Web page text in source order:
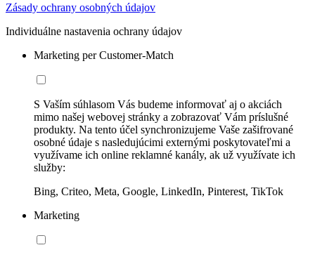
Zásady ochrany osobných údajov
Individuálne nastavenia ochrany údajov
Marketing per Customer-Match
S Vaším súhlasom Vás budeme informovať aj o akciách
mimo našej webovej stránky a zobrazovať Vám príslušné
produkty. Na tento účel synchronizujeme Vaše zašifrované
osobné údaje s nasledujúcimi externými poskytovateľmi a
využívame ich online reklamné kanály, ak už využívate ich
služby:
Bing, Criteo, Meta, Google, LinkedIn, Pinterest, TikTok
Marketing